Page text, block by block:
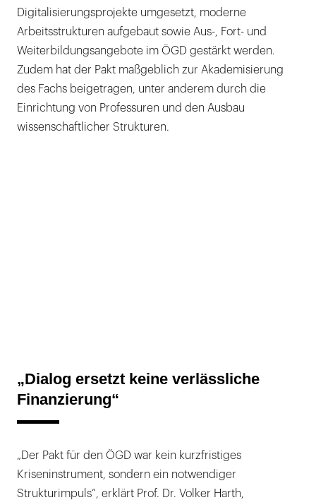
Digitalisierungsprojekte umgesetzt, moderne
Arbeitsstrukturen aufgebaut sowie Aus-, Fort- und
Weiterbildungsangebote im ÖGD gestärkt werden.
Zudem hat der Pakt maßgeblich zur Akademisierung
des Fachs beigetragen, unter anderem durch die
Einrichtung von Professuren und den Ausbau
wissenschaftlicher Strukturen.
„Dialog ersetzt keine verlässliche
Finanzierung“
„Der Pakt für den ÖGD war kein kurzfristiges
Kriseninstrument, sondern ein notwendiger
Strukturimpuls“, erklärt Prof. Dr. Volker Harth,